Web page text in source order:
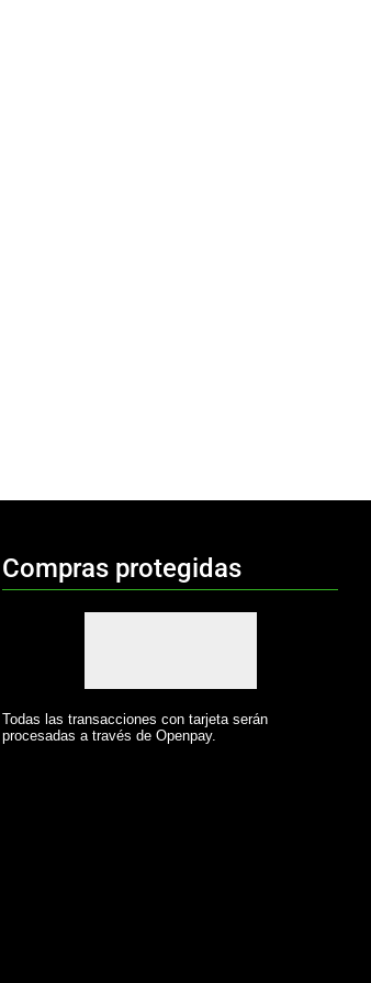
Compras protegidas
Todas las transacciones con tarjeta serán
procesadas a través de Openpay.